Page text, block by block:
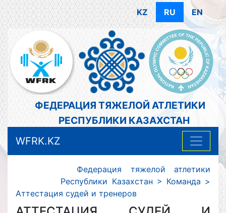
KZ RU EN
ФЕДЕРАЦИЯ ТЯЖЕЛОЙ АТЛЕТИКИ
РЕСПУБЛИКИ КАЗАХСТАН
WFRK.KZ
Федерация тяжелой атлетики
Республики Казахстан > Команда >
Аттестация судей и тренеров